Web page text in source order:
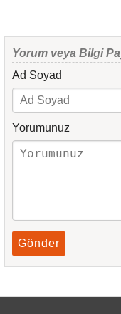
Yorum veya Bilgi
Ad Soyad
Yorumunuz
Gönder